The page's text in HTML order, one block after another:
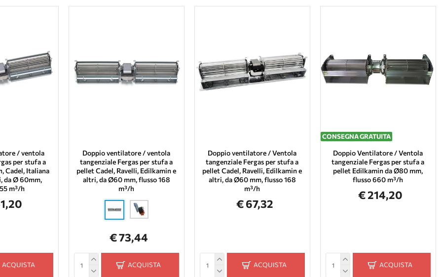
/ ventola
per stufa a
Cadel, Italiana
da Ø 60mm,
m³/h
ACQUISTA
Doppio ventilatore / ventola
tangenziale Fergas per stufa a
pellet Cadel, Ravelli, Edilkamin e
altri, da Ø60 mm, flusso 168
m³/h
€ 73,44
ACQUISTA
Doppio ventilatore / Ventola
tangenziale Fergas per stufa a
pellet Cadel, Ravelli, Edilkamin e
altri, da Ø60 mm, flusso 168
m³/h
€ 67,32
ACQUISTA
CONSEGNA GRATUITA
Doppio Ventilatore / Ventola
tangenziale Fergas per stufa a
pellet Edilkamin da Ø80 mm,
flusso 660 m³/h
€ 214,20
ACQUISTA